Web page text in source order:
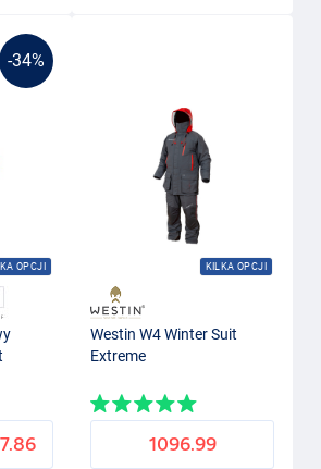
-34%
OPCJI KILKA OPCJI
Westin W4 Winter Suit
Extreme
1096.99